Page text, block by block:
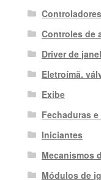
Controles de
Driver de
Eletroímã.
Exibe
Fechaduras
Iniciantes
Mecanismos
Módulos de